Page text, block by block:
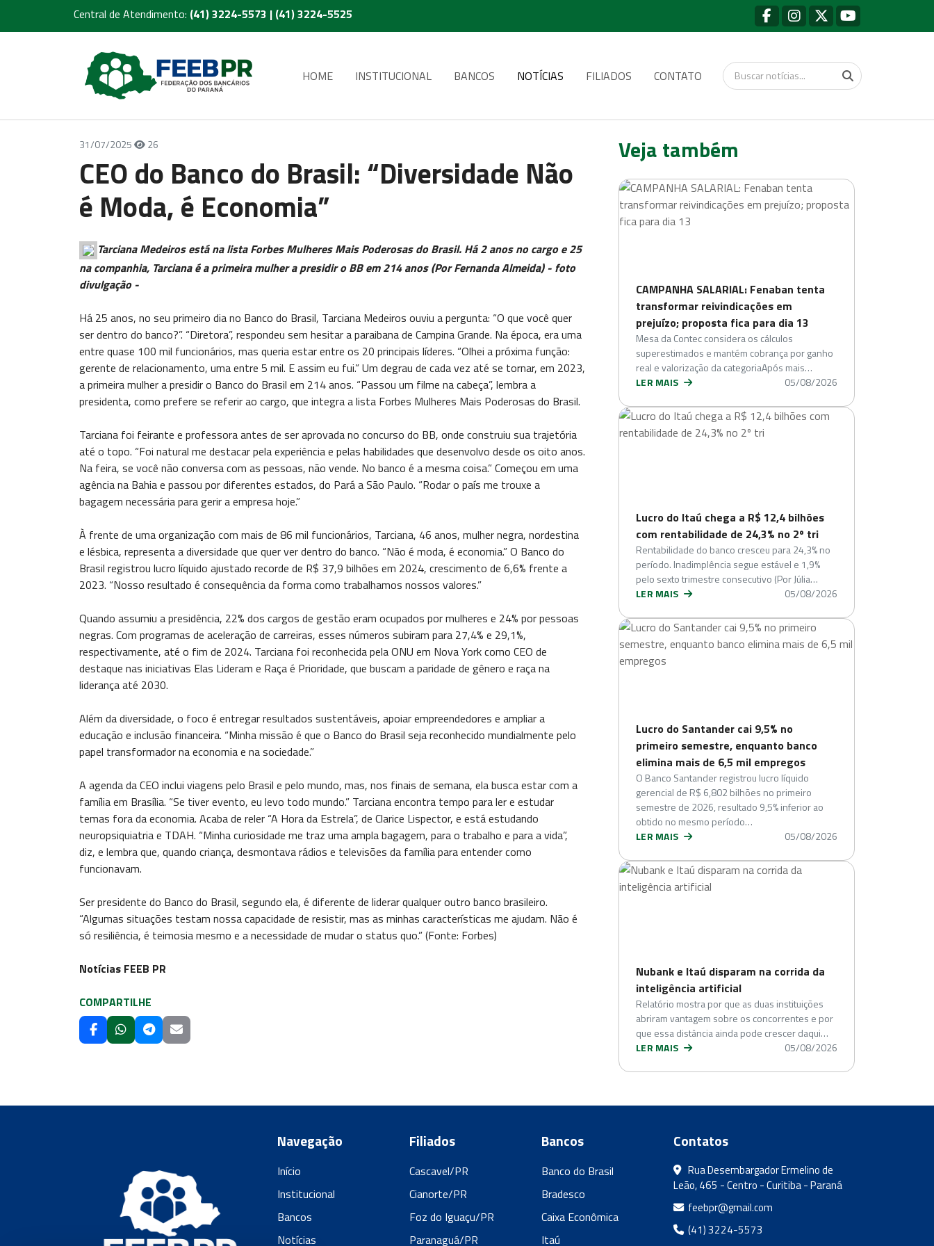
Central de Atendimento: (41) 3224-5573 | (41) 3224-5525
HOME INSTITUCIONAL BANCOS NOTÍCIAS FILIADOS CONTATO
31/07/2025 26
CEO do Banco do Brasil: “Diversidade Não
é Moda, é Economia”
Tarciana Medeiros está na lista Forbes Mulheres Mais Poderosas do Brasil. Há 2 anos no cargo e 25
na companhia, Tarciana é a primeira mulher a presidir o BB em 214 anos (Por Fernanda Almeida) - foto
divulgação -
Há 25 anos, no seu primeiro dia no Banco do Brasil, Tarciana Medeiros ouviu a pergunta: “O que você quer
ser dentro do banco?”. “Diretora”, respondeu sem hesitar a paraibana de Campina Grande. Na época, era uma
entre quase 100 mil funcionários, mas queria estar entre os 20 principais líderes. “Olhei a próxima função:
gerente de relacionamento, uma entre 5 mil. E assim eu fui.” Um degrau de cada vez até se tornar, em 2023,
a primeira mulher a presidir o Banco do Brasil em 214 anos. “Passou um filme na cabeça”, lembra a
presidenta, como prefere se referir ao cargo, que integra a lista Forbes Mulheres Mais Poderosas do Brasil.
Tarciana foi feirante e professora antes de ser aprovada no concurso do BB, onde construiu sua trajetória
até o topo. “Foi natural me destacar pela experiência e pelas habilidades que desenvolvo desde os oito anos.
Na feira, se você não conversa com as pessoas, não vende. No banco é a mesma coisa.” Começou em uma
agência na Bahia e passou por diferentes estados, do Pará a São Paulo. “Rodar o país me trouxe a
bagagem necessária para gerir a empresa hoje.”
À frente de uma organização com mais de 86 mil funcionários, Tarciana, 46 anos, mulher negra, nordestina
e lésbica, representa a diversidade que quer ver dentro do banco. “Não é moda, é economia.” O Banco do
Brasil registrou lucro líquido ajustado recorde de R$ 37,9 bilhões em 2024, crescimento de 6,6% frente a
2023. “Nosso resultado é consequência da forma como trabalhamos nossos valores.”
Quando assumiu a presidência, 22% dos cargos de gestão eram ocupados por mulheres e 24% por pessoas
negras. Com programas de aceleração de carreiras, esses números subiram para 27,4% e 29,1%,
respectivamente, até o fim de 2024. Tarciana foi reconhecida pela ONU em Nova York como CEO de
destaque nas iniciativas Elas Lideram e Raça é Prioridade, que buscam a paridade de gênero e raça na
liderança até 2030.
Além da diversidade, o foco é entregar resultados sustentáveis, apoiar empreendedores e ampliar a
educação e inclusão financeira. “Minha missão é que o Banco do Brasil seja reconhecido mundialmente pelo
papel transformador na economia e na sociedade.”
A agenda da CEO inclui viagens pelo Brasil e pelo mundo, mas, nos finais de semana, ela busca estar com a
família em Brasília. “Se tiver evento, eu levo todo mundo.” Tarciana encontra tempo para ler e estudar
temas fora da economia. Acaba de reler “A Hora da Estrela”, de Clarice Lispector, e está estudando
neuropsiquiatria e TDAH. “Minha curiosidade me traz uma ampla bagagem, para o trabalho e para a vida”,
diz, e lembra que, quando criança, desmontava rádios e televisões da família para entender como
funcionavam.
Ser presidente do Banco do Brasil, segundo ela, é diferente de liderar qualquer outro banco brasileiro.
“Algumas situações testam nossa capacidade de resistir, mas as minhas características me ajudam. Não é
só resiliência, é teimosia mesmo e a necessidade de mudar o status quo.” (Fonte: Forbes)
Notícias FEEB PR
COMPARTILHE
Veja também
CAMPANHA SALARIAL: Fenaban tenta
transformar reivindicações em
prejuízo; proposta fica para dia 13
Mesa da Contec considera os cálculos
superestimados e mantém cobrança por ganho
real e valorização da categoriaApós mais…
LER MAIS
05/08/2026
Lucro do Itaú chega a R$ 12,4 bilhões
com rentabilidade de 24,3% no 2º tri
Rentabilidade do banco cresceu para 24,3% no
período. Inadimplência segue estável e 1,9%
pelo sexto trimestre consecutivo (Por Júlia…
LER MAIS
05/08/2026
Lucro do Santander cai 9,5% no
primeiro semestre, enquanto banco
elimina mais de 6,5 mil empregos
O Banco Santander registrou lucro líquido
gerencial de R$ 6,802 bilhões no primeiro
semestre de 2026, resultado 9,5% inferior ao
obtido no mesmo período…
LER MAIS
05/08/2026
Nubank e Itaú disparam na corrida da
inteligência artificial
Relatório mostra por que as duas instituições
abriram vantagem sobre os concorrentes e por
que essa distância ainda pode crescer daqui…
LER MAIS
05/08/2026
Navegação
Início
Institucional
Bancos
Notícias
Filiados
Cascavel/PR
Cianorte/PR
Foz do Iguaçu/PR
Paranaguá/PR
Bancos
Banco do Brasil
Bradesco
Caixa Econômica
Itaú
Contatos
Rua Desembargador Ermelino de
Leão, 465 - Centro - Curitiba - Paraná
feebpr@gmail.com
(41) 3224-5573